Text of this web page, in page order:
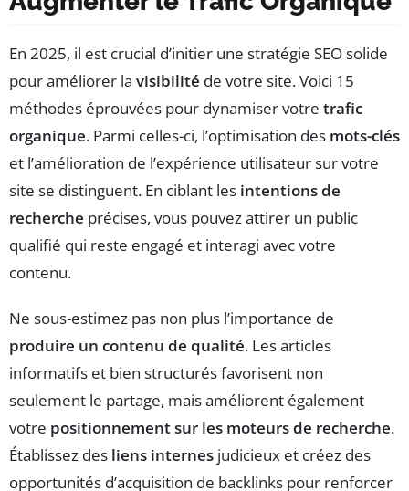
En 2025, il est crucial d’initier une stratégie SEO solide
pour améliorer la visibilité de votre site. Voici 15
méthodes éprouvées pour dynamiser votre trafic
organique. Parmi celles-ci, l’optimisation des mots-clés
et l’amélioration de l’expérience utilisateur sur votre
site se distinguent. En ciblant les intentions de
recherche précises, vous pouvez attirer un public
qualifié qui reste engagé et interagi avec votre
contenu.
Ne sous-estimez pas non plus l’importance de
produire un contenu de qualité. Les articles
informatifs et bien structurés favorisent non
seulement le partage, mais améliorent également
votre positionnement sur les moteurs de recherche.
Établissez des liens internes judicieux et créez des
opportunités d’acquisition de backlinks pour renforcer